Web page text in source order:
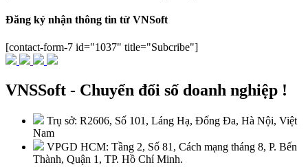
Đăng ký nhận thông tin từ VNSoft
[contact-form-7 id="1037" title="Subcribe"]
VNSSoft - Chuyển đổi số doanh nghiệp !
Trụ sở: R2606, Số 101, Láng Hạ, Đống Đa, Hà Nội, Việt
Nam
VPGD HCM: Tầng 2, Số 81, Cách mạng tháng 8, P. Bến
Thành, Quận 1, TP. Hồ Chí Minh.